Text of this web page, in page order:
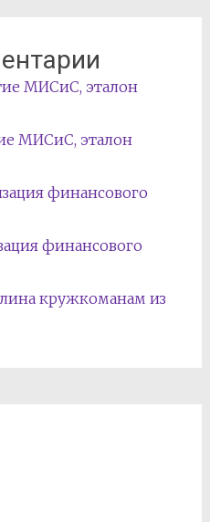
МИСиС, эталон
МИСиС, эталон
финансового
финансового
кружкоманам из